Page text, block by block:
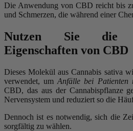
Die Anwendung von CBD reicht bis
und Schmerzen, die während einer
Nutzen Sie die
Eigenschaften von CBD
Dieses Molekül aus Cannabis sativa
verwendet, umAnfälle bei Patienten
CBD, das aus der Cannabispflanze
Nervensystem und reduziert so die
Dennoch ist es notwendig, sich die
sorgfältig zu wählen.